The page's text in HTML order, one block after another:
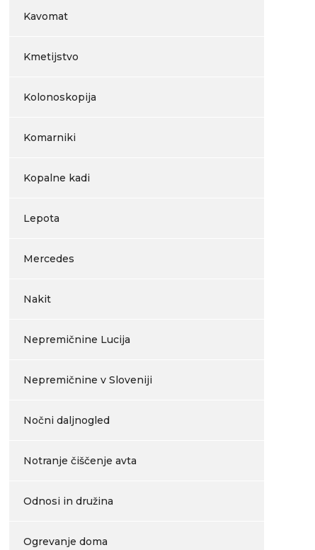
Kavomat
Kmetijstvo
Kolonoskopija
Komarniki
Kopalne kadi
Lepota
Mercedes
Nakit
Nepremičnine Lucija
Nepremičnine v Sloveniji
Nočni daljnogled
Notranje čiščenje avta
Odnosi in družina
Ogrevanje doma